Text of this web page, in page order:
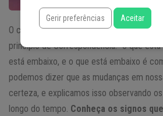
O céu sempre está em movimento. Se a
princípio de Correspondência: “o que
está embaixo, e o que está embaixo é
podemos dizer que as mudanças em
certeza, e explicamos isso observando
longo do tempo. Conheça os signos
Gerir preferências Aceitar